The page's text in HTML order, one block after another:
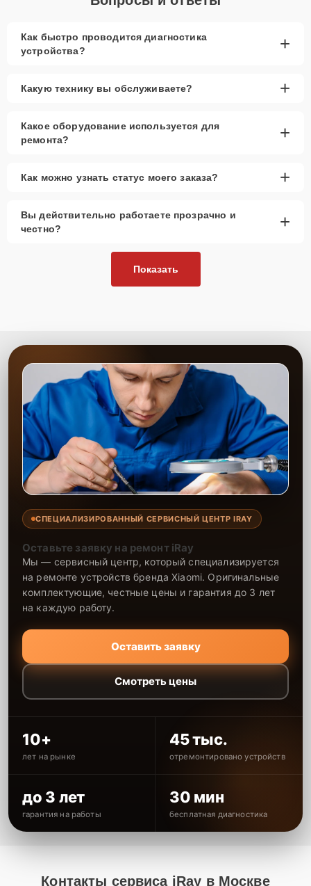
Как быстро проводится диагностика
устройства?
+
Какую технику вы обслуживаете? +
Какое оборудование используется для
ремонта?
+
Как можно узнать статус моего заказа? +
Вы действительно работаете прозрачно и
честно?
+
Показать
СПЕЦИАЛИЗИРОВАННЫЙ СЕРВИСНЫЙ ЦЕНТР IRAY
Оставьте заявку на ремонт iRay
Мы — сервисный центр, который специализируется
на ремонте устройств бренда Xiaomi. Оригинальные
комплектующие, честные цены и гарантия до 3 лет
на каждую работу.
Оставить заявку
Смотреть цены
10+
лет на рынке
45 тыс.
отремонтировано устройств
до 3 лет
гарантия на работы
30 мин
бесплатная диагностика
Контакты сервиса iRay в Москве